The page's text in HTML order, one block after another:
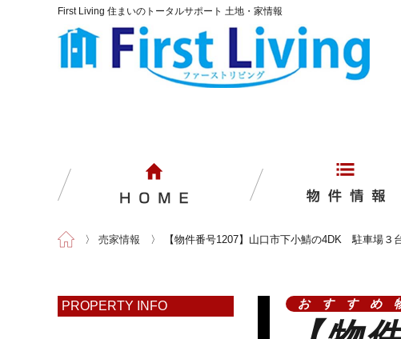
First Living 住まいのトータルサポート 土地・家情報
〉 売家情報 〉 【物件番号1207】山口市下小鯖の4DK 駐車場３
おすすめ
PROPERTY INFO